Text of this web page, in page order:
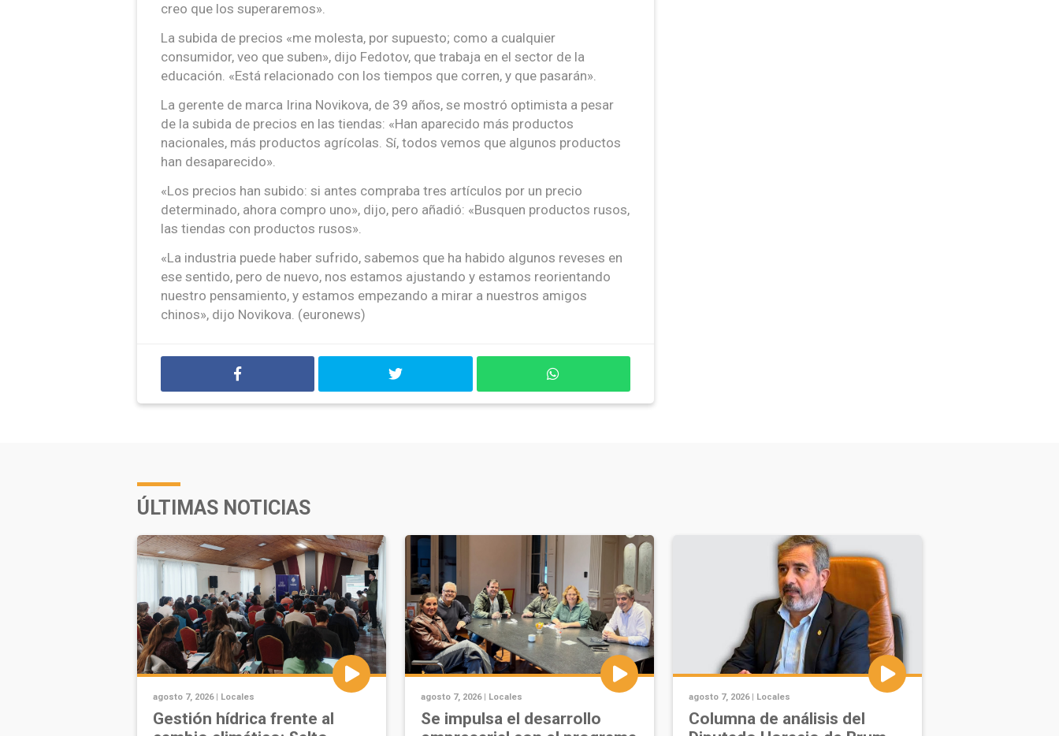
creo que los superaremos».
La subida de precios «me molesta, por supuesto; como a cualquier
consumidor, veo que suben», dijo Fedotov, que trabaja en el sector de la
educación. «Está relacionado con los tiempos que corren, y que pasarán».
La gerente de marca Irina Novikova, de 39 años, se mostró optimista a pesar
de la subida de precios en las tiendas: «Han aparecido más productos
nacionales, más productos agrícolas. Sí, todos vemos que algunos productos
han desaparecido».
«Los precios han subido: si antes compraba tres artículos por un precio
determinado, ahora compro uno», dijo, pero añadió: «Busquen productos rusos,
las tiendas con productos rusos».
«La industria puede haber sufrido, sabemos que ha habido algunos reveses en
ese sentido, pero de nuevo, nos estamos ajustando y estamos reorientando
nuestro pensamiento, y estamos empezando a mirar a nuestros amigos
chinos», dijo Novikova. (euronews)
ÚLTIMAS NOTICIAS
agosto 7, 2026 | Locales
Gestión hídrica frente al
agosto 7, 2026 | Locales
Se impulsa el desarrollo
agosto 7, 2026 | Locales
Columna de análisis del